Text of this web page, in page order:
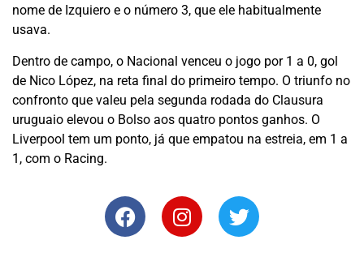
nome de Izquiero e o número 3, que ele habitualmente
usava.
Dentro de campo, o Nacional venceu o jogo por 1 a 0, gol
de Nico López, na reta final do primeiro tempo. O triunfo no
confronto que valeu pela segunda rodada do Clausura
uruguaio elevou o Bolso aos quatro pontos ganhos. O
Liverpool tem um ponto, já que empatou na estreia, em 1 a
1, com o Racing.